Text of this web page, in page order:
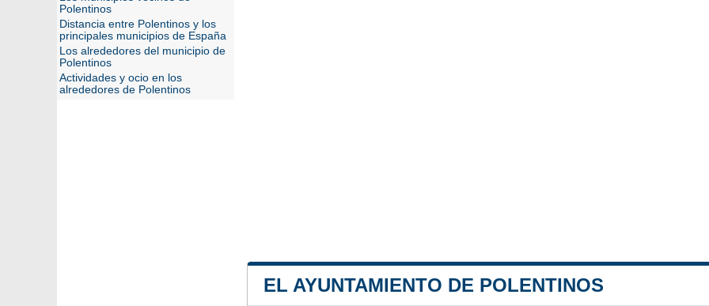
EL AYUNTAMIENTO DE POLENTINOS
Polentinos
Distancia entre Polentinos y los
principales municipios de España
Los alrededores del municipio de
Polentinos
Actividades y ocio en los
alrededores de Polentinos